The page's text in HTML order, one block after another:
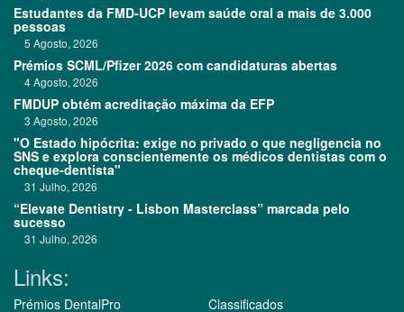
Estudantes da FMD-UCP levam saúde oral a mais de 3.000
pessoas
5 Agosto, 2026
Prémios SCML/Pfizer 2026 com candidaturas abertas
4 Agosto, 2026
FMDUP obtém acreditação máxima da EFP
3 Agosto, 2026
"O Estado hipócrita: exige no privado o que negligencia no
SNS e explora conscientemente os médicos dentistas com o
cheque-dentista"
31 Julho, 2026
“Elevate Dentistry - Lisbon Masterclass” marcada pelo
sucesso
31 Julho, 2026
Links:
Prémios DentalPro Classificados